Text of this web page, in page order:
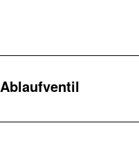
Ablaufventil